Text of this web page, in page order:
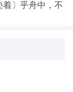
着〕乎舟中，不